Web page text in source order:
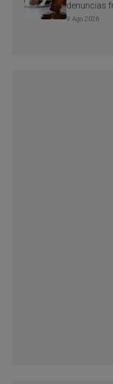
denuncias
9 Ago 2026